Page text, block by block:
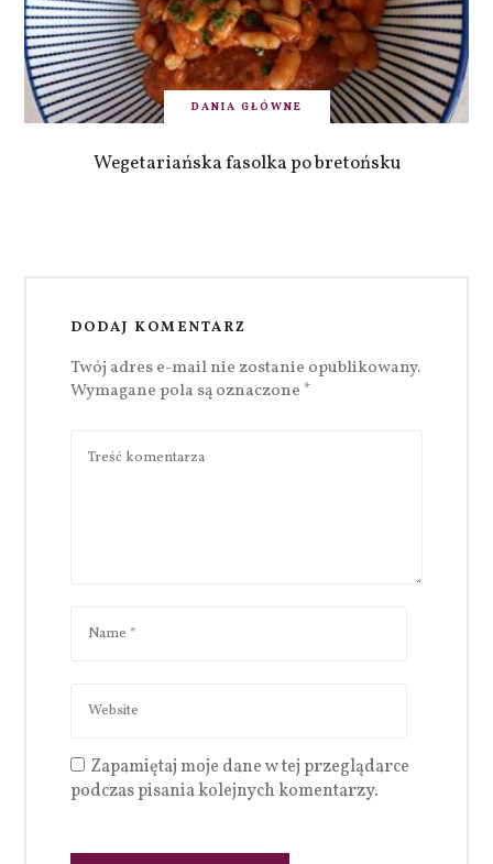
DANIA GŁÓWNE
Wegetariańska fasolka po bretońsku
DODAJ KOMENTARZ
Twój adres e-mail nie zostanie opublikowany.
Wymagane pola są oznaczone *
Zapamiętaj moje dane w tej przeglądarce
podczas pisania kolejnych komentarzy.